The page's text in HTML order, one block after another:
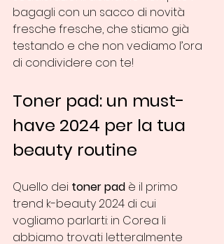
bagagli con un sacco di novità
fresche fresche, che stiamo già
testando e che non vediamo l’ora
di condividere con te!
Toner pad: un must-
have 2024 per la tua
beauty routine
Quello dei toner pad è il primo
trend k-beauty 2024 di cui
vogliamo parlarti: in Corea li
abbiamo trovati letteralmente